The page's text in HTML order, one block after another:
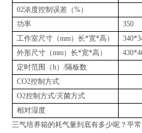
02浓度控制误差（%）
功率
350
工作室尺寸（mm）长*宽*高）
外形尺寸（mm）长*宽*高）
定时范围（h）/隔板数
CO2控制方式
O2控制方式/灭菌方式
相对湿度
三气培养箱的耗气量到底有多少呢？平